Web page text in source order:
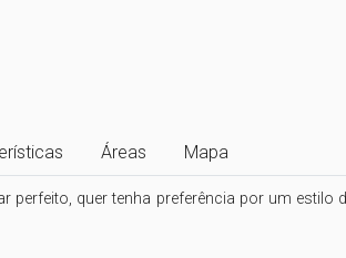
Áreas Mapa
perfeito, quer tenha preferência por um